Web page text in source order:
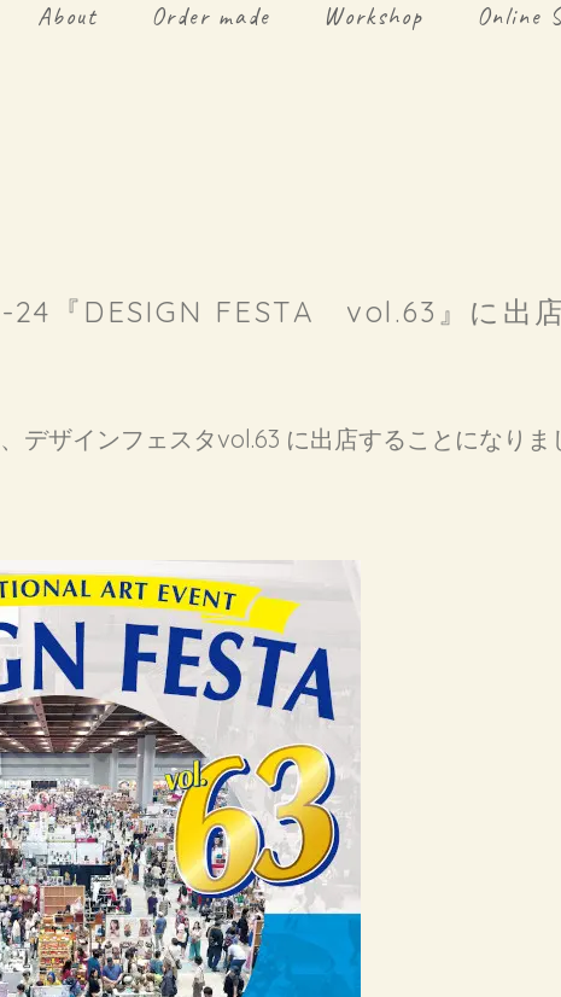
About Order made Workshop Online
24『DESIGN FESTA vol.63』に出
デザインフェスタvol.63 に出店することになりま